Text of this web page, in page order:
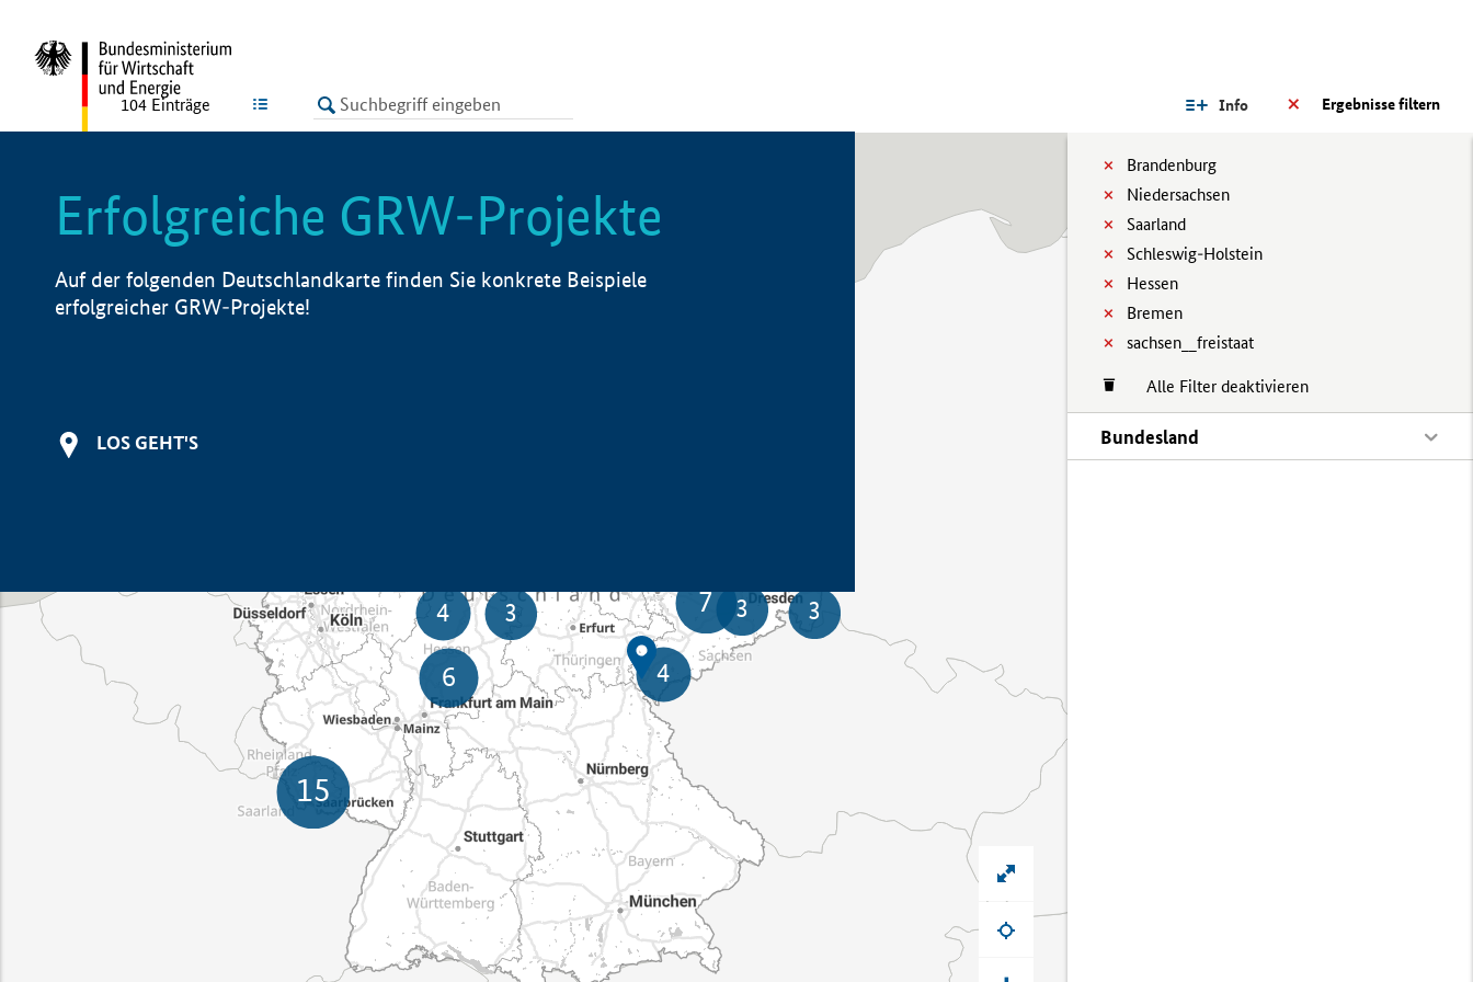
LISTE Ergebnisse filtern
Info
Brandenburg
Niedersachsen
Saarland
Schleswig-Holstein
Hessen
Bremen
sachsen__freistaat
Alle Filter deaktivieren
Bundesland
104 Einträge
Erfolgreiche GRW-Projekte
Auf der folgenden Deutschlandkarte finden Sie konkrete Beispiele
erfolgreicher GRW-Projekte!
LOS GEHT'S